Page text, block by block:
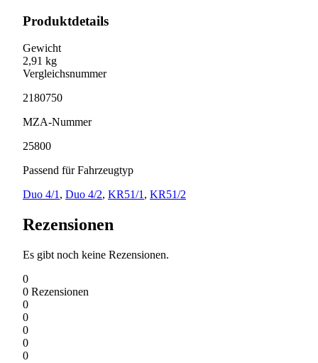
Produktdetails
Gewicht
2,91 kg
Vergleichsnummer
2180750
MZA-Nummer
25800
Passend für Fahrzeugtyp
Duo 4/1 , Duo 4/2, KR51/1 , KR51/2
Rezensionen
Es gibt noch keine Rezensionen.
0
0 Rezensionen
0
0
0
0
0